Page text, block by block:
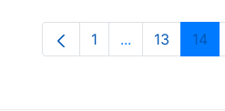
Orrialdea
1 ...Intermediate
Orrialdea
13 14